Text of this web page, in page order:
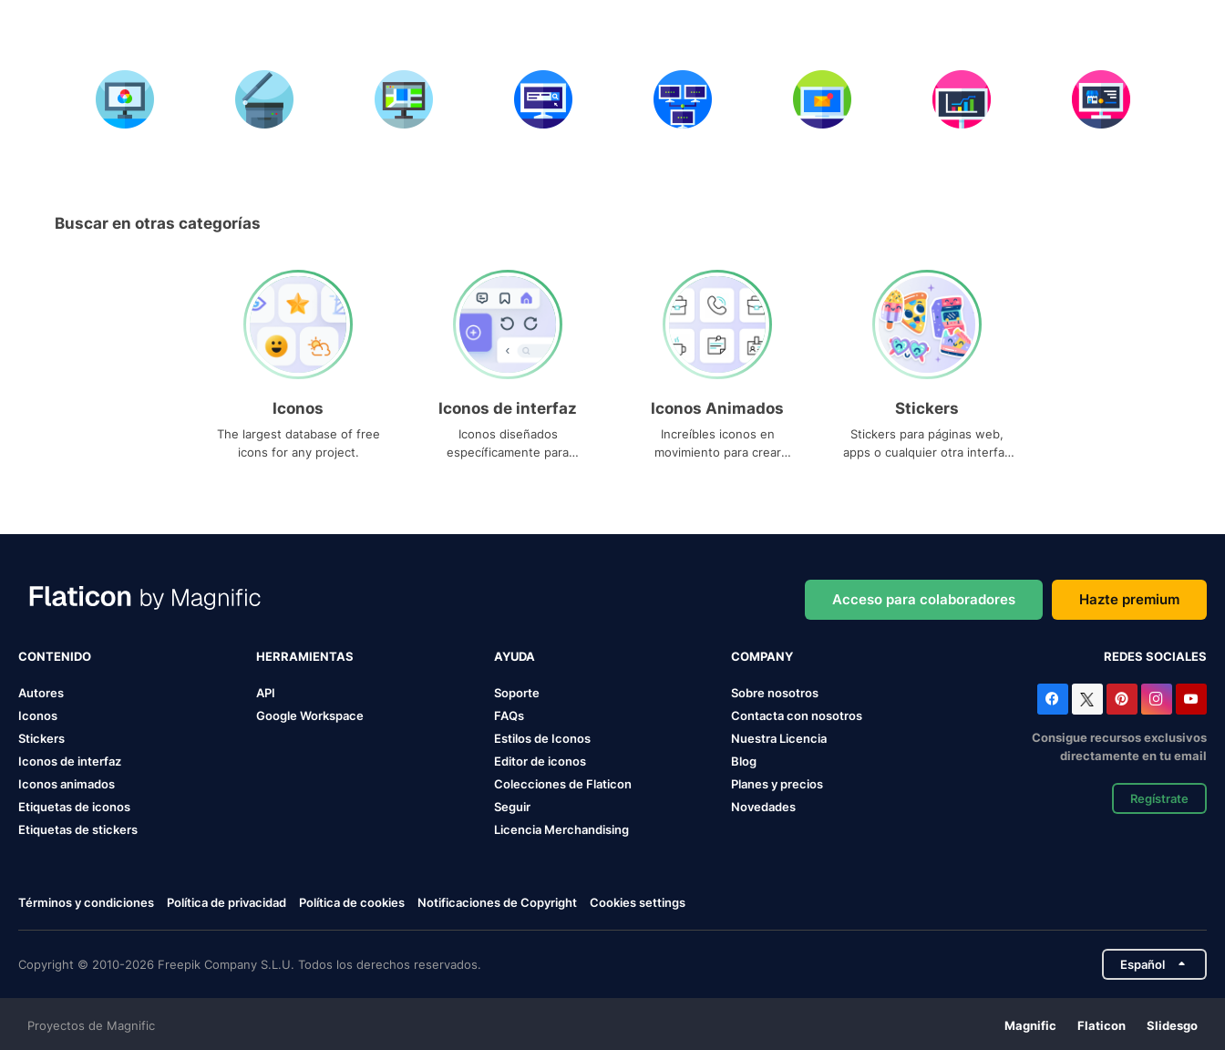
Buscar en otras categorías
Iconos
The largest database of free
icons for any project.
Iconos de interfaz
Iconos diseñados
específicamente para
Iconos Animados
Increíbles iconos en
movimiento para crear
Stickers
Stickers para páginas web,
apps o cualquier otra interfaz
Acceso para colaboradores Hazte premium
CONTENIDO
Autores
Iconos
Stickers
Iconos de interfaz
Iconos animados
Etiquetas de iconos
Etiquetas de stickers
HERRAMIENTAS
API
Google Workspace
AYUDA
Soporte
FAQs
Estilos de Iconos
Editor de iconos
Colecciones de Flaticon
Seguir
Licencia Merchandising
COMPANY
Sobre nosotros
Contacta con nosotros
Nuestra Licencia
Blog
Planes y precios
Novedades
REDES SOCIALES
Consigue recursos exclusivos
directamente en tu email
Regístrate
Términos y condiciones Política de privacidad Política de cookies Notificaciones de Copyright Cookies settings
Copyright © 2010-2026 Freepik Company S.L.U. Todos los derechos reservados. Español
Proyectos de Magnific Magnific Flaticon Slidesgo